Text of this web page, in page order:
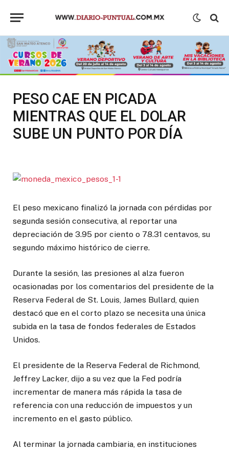
PESO CAE EN PICADA
MIENTRAS QUE EL DOLAR
SUBE UN PUNTO POR DÍA
El peso mexicano finalizó la jornada con pérdidas por
segunda sesión consecutiva, al reportar una
depreciación de 3.95 por ciento o 78.31 centavos, su
segundo máximo histórico de cierre.
Durante la sesión, las presiones al alza fueron
ocasionadas por los comentarios del presidente de la
Reserva Federal de St. Louis, James Bullard, quien
destacó que en el corto plazo se necesita una única
subida en la tasa de fondos federales de Estados
Unidos.
El presidente de la Reserva Federal de Richmond,
Jeffrey Lacker, dijo a su vez que la Fed podría
incrementar de manera más rápida la tasa de
referencia con una reducción de impuestos y un
incremento en el gasto público.
Al terminar la jornada cambiaria, en instituciones